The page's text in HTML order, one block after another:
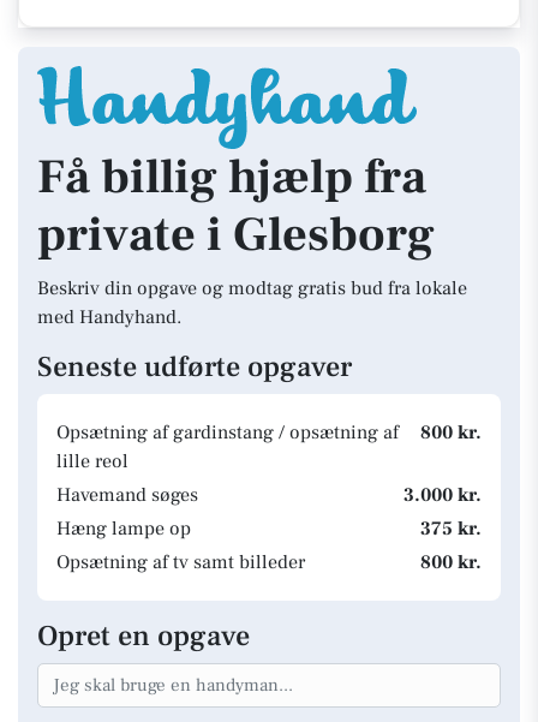
Få billig hjælp fra
private i Glesborg
Beskriv din opgave og modtag gratis bud fra lokale
med Handyhand.
Seneste udførte opgaver
Opsætning af gardinstang / opsætning af
lille reol
800 kr.
Havemand søges
3.000 kr.
Hæng lampe op
375 kr.
Opsætning af tv samt billeder
800 kr.
Opret en opgave